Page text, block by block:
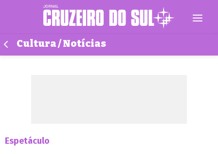
Cultura / Notícias
Espetáculo